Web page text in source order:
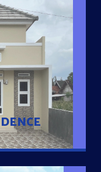
terdapat taman
serta dekat